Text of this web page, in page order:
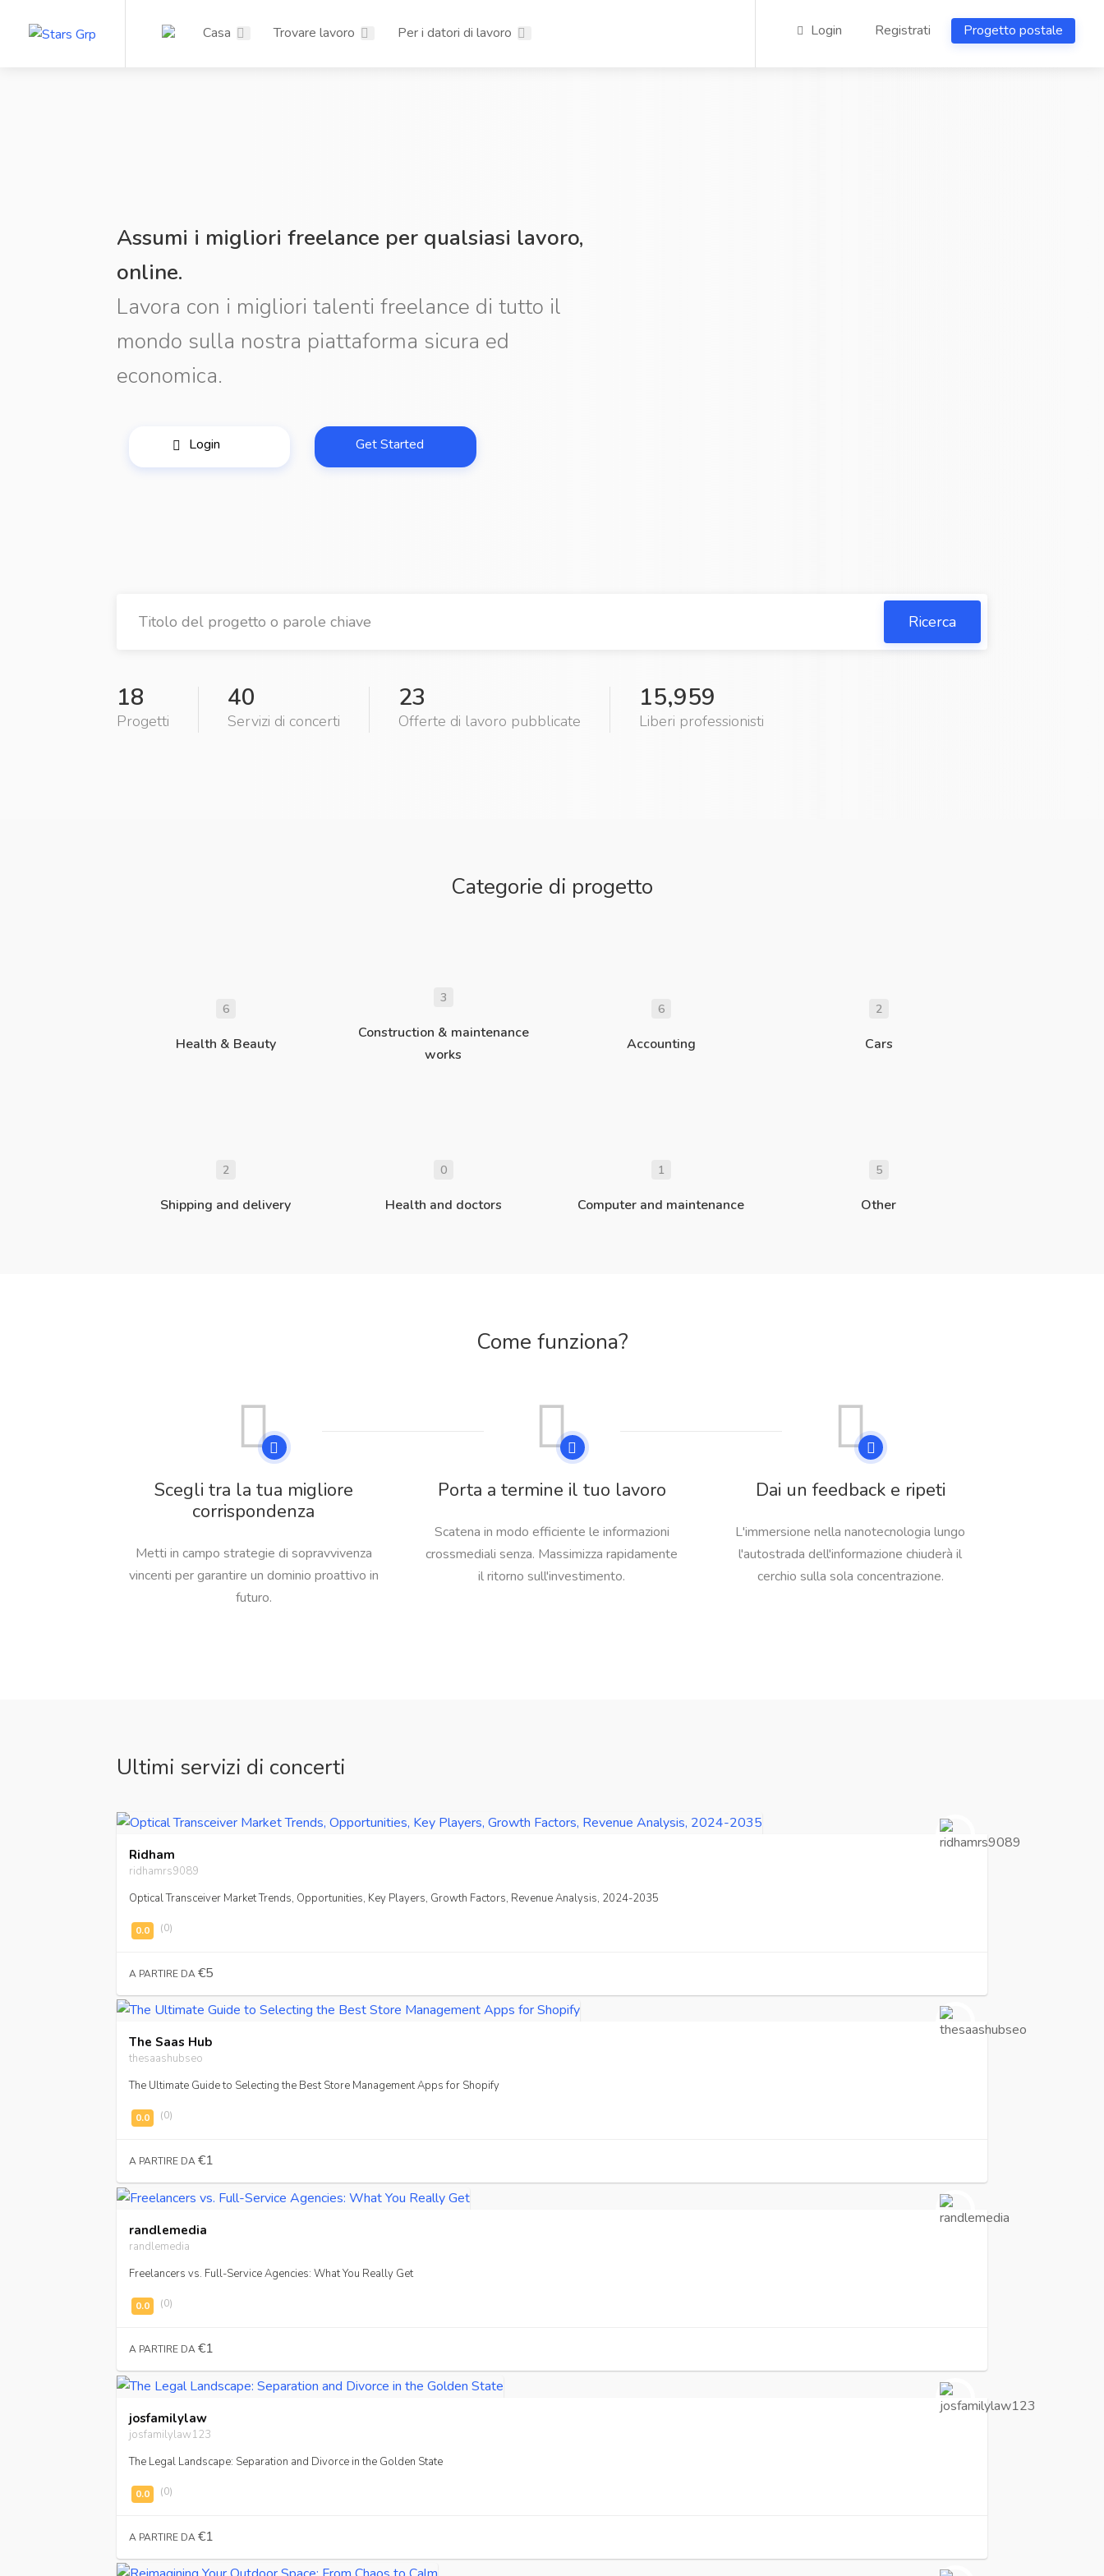
Casa Trovare lavoro Per i datori di lavoro Login Registrati Progetto postale
Assumi i migliori freelance per qualsiasi lavoro,
online.
Lavora con i migliori talenti freelance di tutto il
mondo sulla nostra piattaforma sicura ed
economica.
Login Get Started
Ricerca
18
Progetti
40
Servizi di concerti
23
Offerte di lavoro pubblicate
15,959
Liberi professionisti
Categorie di progetto
6
Health & Beauty
3
Construction & maintenance
works
6
Accounting
2
Cars
2
Shipping and delivery
0
Health and doctors
1
Computer and maintenance
5
Other
Come funziona?
Scegli tra la tua migliore
corrispondenza
Metti in campo strategie di sopravvivenza
vincenti per garantire un dominio proattivo in
futuro.
Porta a termine il tuo lavoro
Scatena in modo efficiente le informazioni
crossmediali senza. Massimizza rapidamente
il ritorno sull'investimento.
Dai un feedback e ripeti
L'immersione nella nanotecnologia lungo
l'autostrada dell'informazione chiuderà il
cerchio sulla sola concentrazione.
Ultimi servizi di concerti
Ridham
ridhamrs9089
Optical Transceiver Market Trends, Opportunities, Key Players, Growth Factors, Revenue Analysis, 2024-2035
(0)
A PARTIRE DA€5
The Saas Hub
thesaashubseo
The Ultimate Guide to Selecting the Best Store Management Apps for Shopify
(0)
A PARTIRE DA€1
randlemedia
randlemedia
Freelancers vs. Full-Service Agencies: What You Really Get
(0)
A PARTIRE DA€1
josfamilylaw
josfamilylaw123
The Legal Landscape: Separation and Divorce in the Golden State
(0)
A PARTIRE DA€1